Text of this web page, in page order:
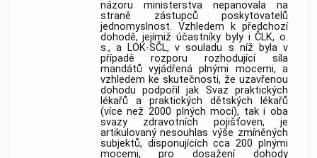
názoru ministerstva nepanovala na
straně zástupců poskytovatelů
jednomyslnost. Vzhledem k předchozí
dohodě, jejímiž účastníky byly i ČLK, o.
s., a LOK-SČL, v souladu s níž byla v
případě rozporu rozhodující síla
mandátů vyjádřená plnými mocemi, a
vzhledem ke skutečnosti, že uzavřenou
dohodu podpořil jak Svaz praktických
lékařů a praktických dětských lékařů
(více než 2000 plných mocí), tak i oba
svazy zdravotních pojišťoven, je
artikulovaný nesouhlas výše zmíněných
subjektů, disponujících cca 200 plnými
mocemi, pro dosažení dohody